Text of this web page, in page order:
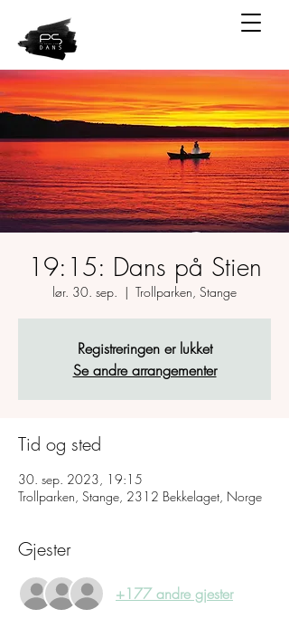
19:15: Dans på Stien
lør. 30. sep.
  |
Trollparken, Stange
Registreringen er lukket
Se andre arrangementer
Tid og sted
30. sep. 2023, 19:15
Trollparken, Stange, 2312 Bekkelaget, Norge
Gjester
+177 andre gjester